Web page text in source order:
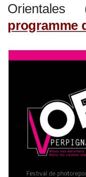
programme